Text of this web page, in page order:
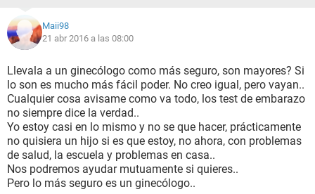
Maii98
21 abr 2016 a las 08:00
Llevala a un ginecólogo como más seguro, son mayores? Si
lo son es mucho más fácil poder. No creo igual, pero vayan..
Cualquier cosa avisame como va todo, los test de embarazo
no siempre dice la verdad..
Yo estoy casi en lo mismo y no se que hacer, prácticamente
no quisiera un hijo si es que estoy, no ahora, con problemas
de salud, la escuela y problemas en casa..
Nos podremos ayudar mutuamente si quieres..
Pero lo más seguro es un ginecólogo..